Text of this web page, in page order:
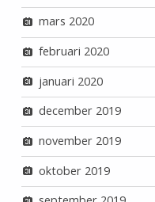
mars 2020
februari 2020
januari 2020
december 2019
november 2019
oktober 2019